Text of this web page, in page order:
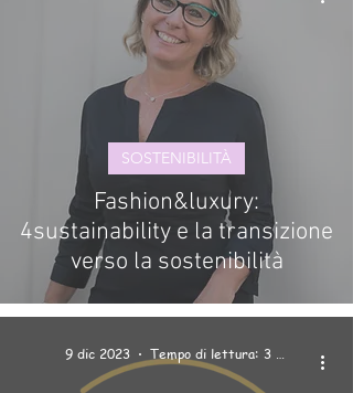
Fashion&luxury:
4sustainability e la transizione
verso la sostenibilità
SOSTENIBILITÀ
9 dic 2023 Tempo di lettura: 3 min